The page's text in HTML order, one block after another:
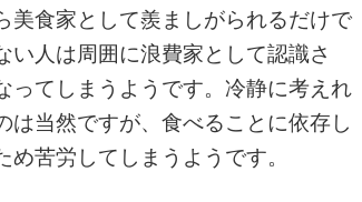
美食家として羨ましがられるだけで
人は周囲に浪費家として認識さ
ってしまうようです。冷静に考えれ
当然ですが、食べることに依存し
苦労してしまうようです。